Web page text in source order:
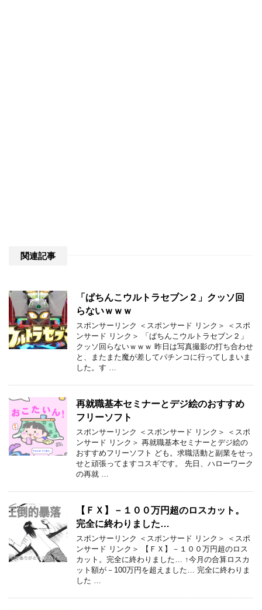
関連記事
「ぱちんこウルトラセブン２」クッソ回
らないｗｗｗ
スポンサーリンク ＜スポンサード リンク＞ ＜スポ
ンサード リンク＞ 「ぱちんこウルトラセブン２」
クッソ回らないｗｗｗ 昨日は写真撮影の打ち合わせ
と、またまた魔が差してパチンコに行ってしまいま
した。す …
再就職基本セミナーとデジ絵のおすすめ
フリーソフト
スポンサーリンク ＜スポンサード リンク＞ ＜スポ
ンサード リンク＞ 再就職基本セミナーとデジ絵の
おすすめフリーソフト ども。求職活動と副業をせっ
せと頑張ってますコスギです。 先日、ハローワーク
の再就 …
【ＦＸ】－１００万円超のロスカット。
完全に終わりました…
スポンサーリンク ＜スポンサード リンク＞ ＜スポ
ンサード リンク＞ 【ＦＸ】－１００万円超のロス
カット。完全に終わりました… ↑今月の合算ロスカ
ット額が－100万円を超えました… 完全に終わりま
した …